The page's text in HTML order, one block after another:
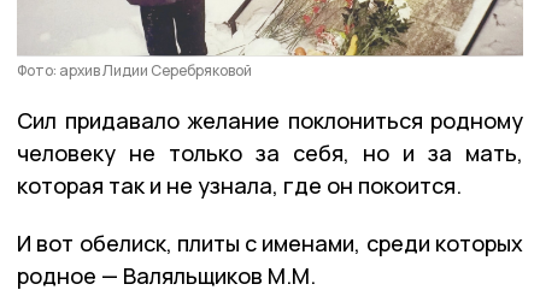
Фото: архив Лидии Серебряковой
Сил придавало желание поклониться родному
человеку не только за себя, но и за мать,
которая так и не узнала, где он покоится.
И вот обелиск, плиты с именами, среди которых
родное — Валяльщиков М.М.